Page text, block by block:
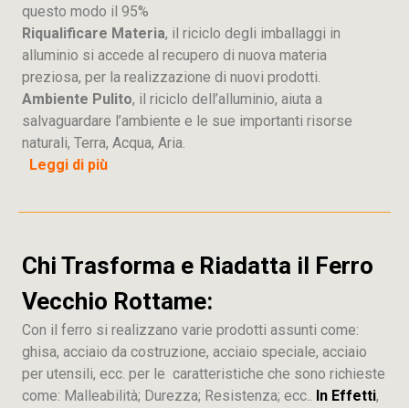
questo modo il 95%
Riqualificare Materia, il riciclo degli imballaggi in
alluminio si accede al recupero di nuova materia
preziosa, per la realizzazione di nuovi prodotti.
Ambiente Pulito, il riciclo dell’alluminio, aiuta a
salvaguardare l’ambiente e le sue importanti risorse
naturali, Terra, Acqua, Aria.
Leggi di più
Chi Trasforma e Riadatta il Ferro
Vecchio Rottame:
Con il ferro si realizzano varie prodotti assunti come:
ghisa, acciaio da costruzione, acciaio speciale, acciaio
per utensili, ecc. per le caratteristiche che sono richieste
come: Malleabilità; Durezza; Resistenza; ecc.. In Effetti,